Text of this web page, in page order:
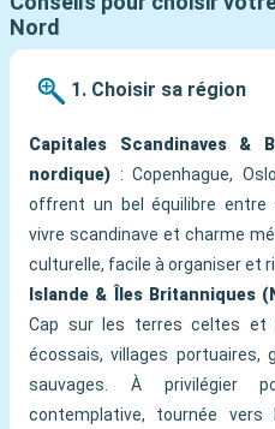
Nord
1. Choisir sa région
Capitales Scandinaves &
nordique) : Copenhague,
offrent un bel équilibre entre
vivre scandinave et charme
culturelle, facile à organiser et
Islande & Îles Britanniques
Cap sur les terres celtes et
écossais, villages portuaires,
sauvages. À privilégier
contemplative, tournée